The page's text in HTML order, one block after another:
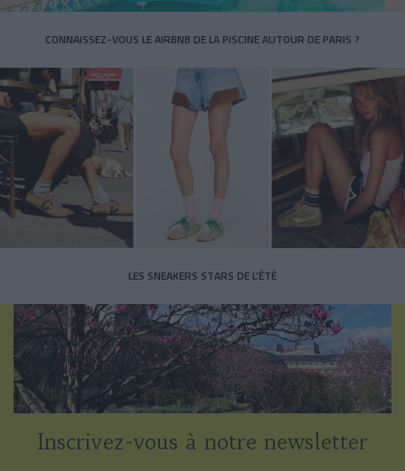
CONNAISSEZ-VOUS LE AIRBNB DE LA PISCINE AUTOUR DE PARIS ?
LES SNEAKERS STARS DE L’ÉTÉ
Inscrivez-vous à notre newsletter